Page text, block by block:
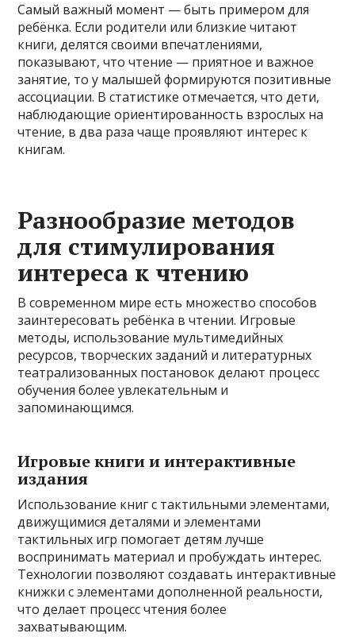
Самый важный момент — быть примером для
ребёнка. Если родители или близкие читают
книги, делятся своими впечатлениями,
показывают, что чтение — приятное и важное
занятие, то у малышей формируются позитивные
ассоциации. В статистике отмечается, что дети,
наблюдающие ориентированность взрослых на
чтение, в два раза чаще проявляют интерес к
книгам.
Разнообразие методов
для стимулирования
интереса к чтению
В современном мире есть множество способов
заинтересовать ребёнка в чтении. Игровые
методы, использование мультимедийных
ресурсов, творческих заданий и литературных
театрализованных постановок делают процесс
обучения более увлекательным и
запоминающимся.
Игровые книги и интерактивные
издания
Использование книг с тактильными элементами,
движущимися деталями и элементами
тактильных игр помогает детям лучше
воспринимать материал и пробуждать интерес.
Технологии позволяют создавать интерактивные
книжки с элементами дополненной реальности,
что делает процесс чтения более
захватывающим.